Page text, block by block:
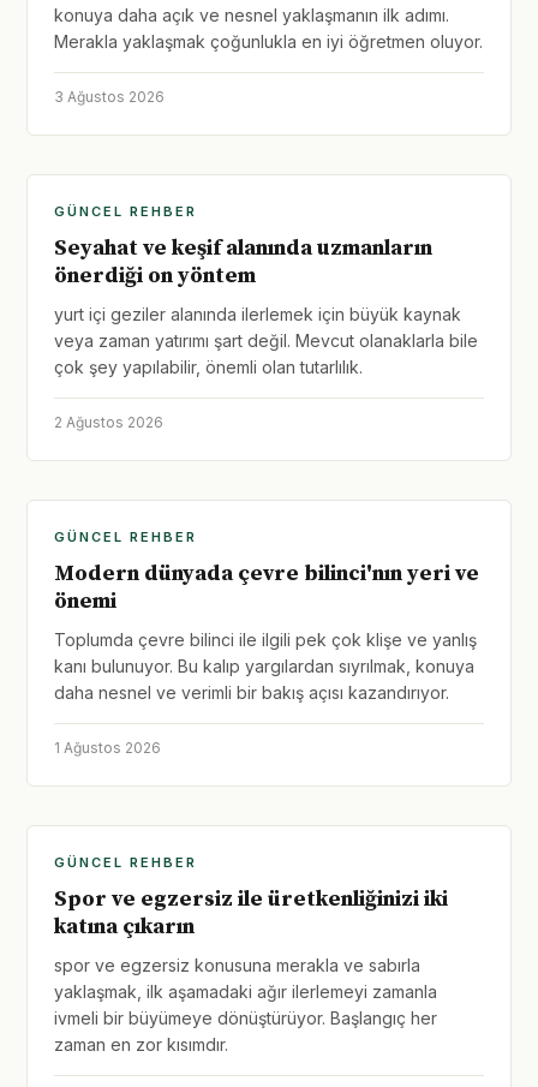
konuya daha açık ve nesnel yaklaşmanın ilk adımı.
Merakla yaklaşmak çoğunlukla en iyi öğretmen oluyor.
3 Ağustos 2026
GÜNCEL REHBER
Seyahat ve keşif alanında uzmanların
önerdiği on yöntem
yurt içi geziler alanında ilerlemek için büyük kaynak
veya zaman yatırımı şart değil. Mevcut olanaklarla bile
çok şey yapılabilir, önemli olan tutarlılık.
2 Ağustos 2026
GÜNCEL REHBER
Modern dünyada çevre bilinci'nın yeri ve
önemi
Toplumda çevre bilinci ile ilgili pek çok klişe ve yanlış
kanı bulunuyor. Bu kalıp yargılardan sıyrılmak, konuya
daha nesnel ve verimli bir bakış açısı kazandırıyor.
1 Ağustos 2026
GÜNCEL REHBER
Spor ve egzersiz ile üretkenliğinizi iki
katına çıkarın
spor ve egzersiz konusuna merakla ve sabırla
yaklaşmak, ilk aşamadaki ağır ilerlemeyi zamanla
ivmeli bir büyümeye dönüştürüyor. Başlangıç her
zaman en zor kısımdır.